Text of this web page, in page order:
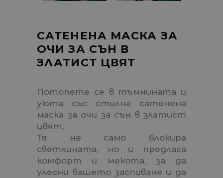
САТЕНЕНА МАСКА ЗА
ОЧИ ЗА СЪН В
ЗЛАТИСТ ЦВЯТ
Потопете се в тъмнината и
уюта със стилна сатенена
маска за очи за сън в златист
цвят.
Тя не само блокира
светлината, но и предлага
комфорт и мекота, за да
улесни вашето заспиване и да